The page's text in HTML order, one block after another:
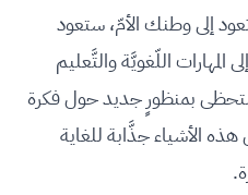
إلى وطنك الأمّ، ستعود
اللّغويَّة والتَّعليم
ستحظى بمنظورٍ جديد حول فكرة
هذه الأشياء جذَّابة للغاية